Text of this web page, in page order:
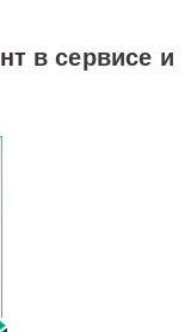
в сервисе и